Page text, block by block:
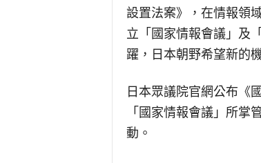
設置法案》，在情報領
立「國家情報會議」及
躍，日本朝野希望新的
日本眾議院官網公布《
「國家情報會議」所掌
動。